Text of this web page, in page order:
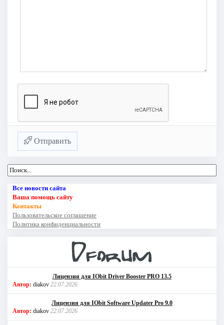
Отправить
Все новости сайта
Ваша помощь сайту
Контакты
Пользовательское соглашение
Политика конфиденциальности
Лицензия для IObit Driver Booster PRO 13.5
Автор: diakov 22.07.2026
Лицензия для IObit Software Updater Pro 9.0
Автор: diakov 22.07.2026